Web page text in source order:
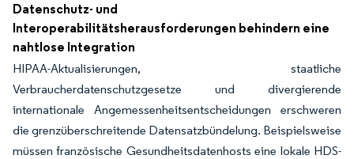
Datenschutz- und
Interoperabilitätsherausforderungen behindern eine
nahtlose Integration
HIPAA-Aktualisierungen, staatliche
Verbraucherdatenschutzgesetze und divergierende
internationale Angemessenheitsentscheidungen erschweren
die grenzüberschreitende Datensatzbündelung. Beispielsweise
müssen französische Gesundheitsdatenhosts eine lokale HDS-